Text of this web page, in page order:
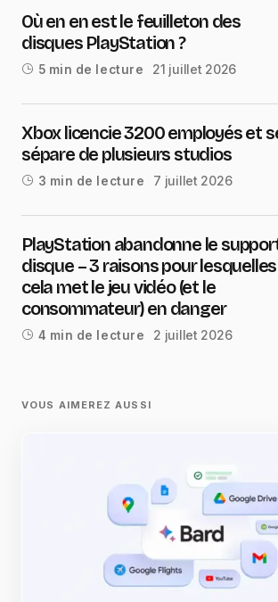
Où en en est le feuilleton des
disques PlayStation ?
5 min de lecture 21 juillet 2026
Xbox licencie 3200 employés et
sépare de plusieurs studios
3 min de lecture 7 juillet 2026
PlayStation abandonne le
disque – 3 raisons pour lesquelles
cela met le jeu vidéo (et le
consommateur) en danger
4 min de lecture 2 juillet 2026
VOUS AIMEREZ AUSSI